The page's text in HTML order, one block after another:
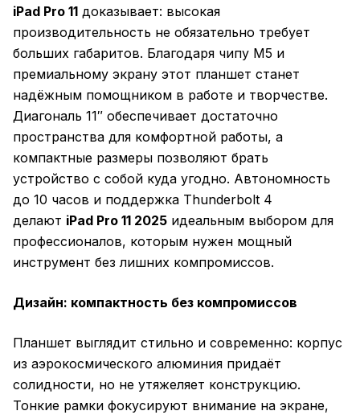
iPad Pro 11 доказывает: высокая
производительность не обязательно требует
больших габаритов. Благодаря чипу M5 и
премиальному экрану этот планшет станет
надёжным помощником в работе и творчестве.
Диагональ 11″ обеспечивает достаточно
пространства для комфортной работы, а
компактные размеры позволяют брать
устройство с собой куда угодно. Автономность
до 10 часов и поддержка Thunderbolt 4
делают iPad Pro 11 2025 идеальным выбором для
профессионалов, которым нужен мощный
инструмент без лишних компромиссов.
Дизайн: компактность без компромиссов
Планшет выглядит стильно и современно: корпус
из аэрокосмического алюминия придаёт
солидности, но не утяжеляет конструкцию.
Тонкие рамки фокусируют внимание на экране,